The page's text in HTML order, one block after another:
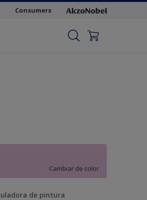
Consumers
Cambiar de color
de pintura